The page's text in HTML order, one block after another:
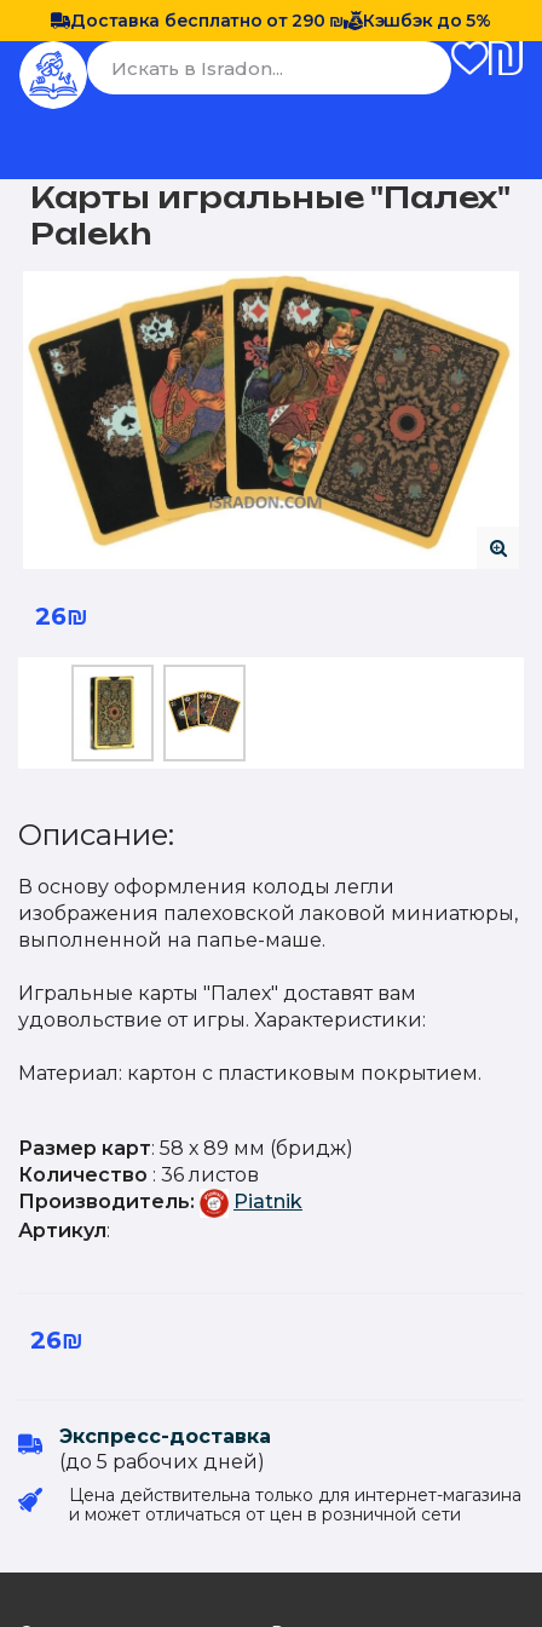
Доставка бесплатно от 290 ₪ Кэшбэк до 5%
Карты игральные "Палех"
Palekh
26₪
Описание:
В основу оформления колоды легли
изображения палеховской лаковой миниатюры,
выполненной на папье-маше.
Игральные карты "Палех" доставят вам
удовольствие от игры. Характеристики:
Материал: картон с пластиковым покрытием.
Размер карт: 58 х 89 мм (бридж)
Количество : 36 листов
Производитель:
Piatnik
Артикул:
26₪
Экспресс-доставка
(до 5 рабочиx дней)
Цена действительна только для интернет-магазина
и может отличаться от цен в розничной сети